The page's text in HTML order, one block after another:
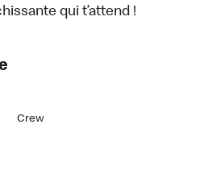
qui t’attend !
Crew